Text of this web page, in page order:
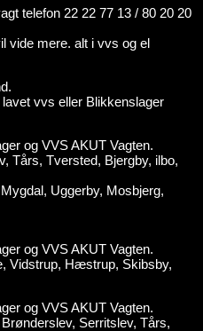
telefon 22 22 77 13 / 80 20 20
vide mere. alt i vvs og el
vvs eller Blikkenslager
og VVS AKUT Vagten.
Tårs, Tversted, Bjergby, ilbo,
Uggerby, Mosbjerg,
og VVS AKUT Vagten.
Vidstrup, Hæstrup, Skibsby,
og VVS AKUT Vagten.
Serritslev, Tårs,